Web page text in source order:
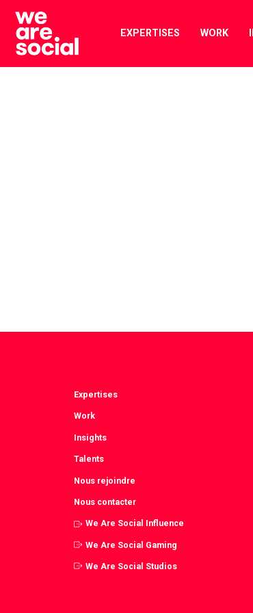
Skip
content
EXPERTISES WORK
Expertises
Work
Insights
Talents
Nous rejoindre
Nous contacter
We Are Social Influence
We Are Social Gaming
We Are Social Studios